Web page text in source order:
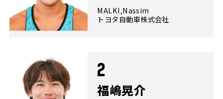
MALKI,Nassim
トヨタ自動車株式会社
2
福嶋晃介